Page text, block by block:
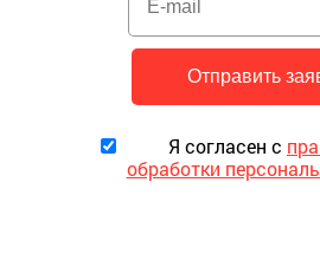
Я согласен с
обработки